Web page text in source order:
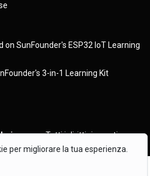
per migliorare la tua esperienza.
on SunFounder's ESP32 IoT Learning
3-in-1 Learning Kit
Tutti i diritti riservati